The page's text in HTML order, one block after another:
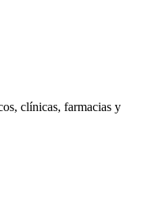
clínicas, farmacias y